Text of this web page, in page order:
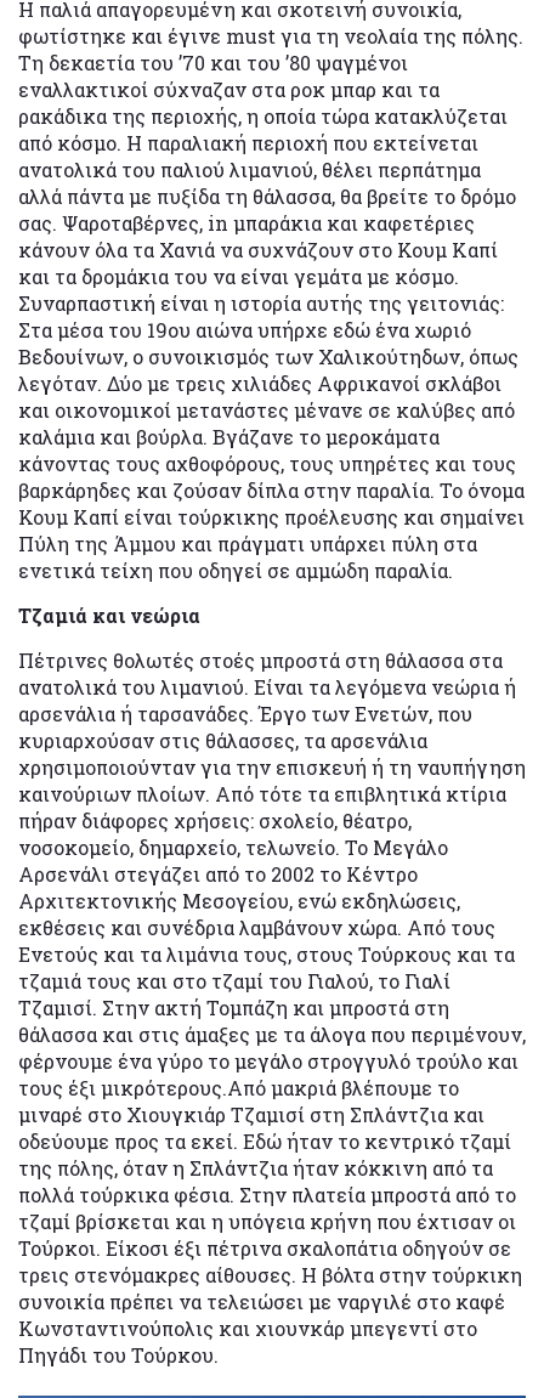
Η παλιά απαγορευμένη και σκοτεινή συνοικία,
φωτίστηκε και έγινε must για τη νεολαία της πόλης.
Τη δεκαετία του ’70 και του ’80 ψαγμένοι
εναλλακτικοί σύχναζαν στα ροκ μπαρ και τα
ρακάδικα της περιοχής, η οποία τώρα κατακλύζεται
από κόσμο. Η παραλιακή περιοχή που εκτείνεται
ανατολικά του παλιού λιμανιού, θέλει περπάτημα
αλλά πάντα με πυξίδα τη θάλασσα, θα βρείτε το δρόμο
σας. Ψαροταβέρνες, in μπαράκια και καφετέριες
κάνουν όλα τα Χανιά να συχνάζουν στο Κουμ Καπί
και τα δρομάκια του να είναι γεμάτα με κόσμο.
Συναρπαστική είναι η ιστορία αυτής της γειτονιάς:
Στα μέσα του 19ου αιώνα υπήρχε εδώ ένα χωριό
Βεδουίνων, ο συνοικισμός των Χαλικούτηδων, όπως
λεγόταν. Δύο με τρεις χιλιάδες Αφρικανοί σκλάβοι
και οικονομικοί μετανάστες μένανε σε καλύβες από
καλάμια και βούρλα. Βγάζανε το μεροκάματα
κάνοντας τους αχθοφόρους, τους υπηρέτες και τους
βαρκάρηδες και ζούσαν δίπλα στην παραλία. Το όνομα
Κουμ Καπί είναι τούρκικης προέλευσης και σημαίνει
Πύλη της Άμμου και πράγματι υπάρχει πύλη στα
ενετικά τείχη που οδηγεί σε αμμώδη παραλία.
Τζαμιά και νεώρια
Πέτρινες θολωτές στοές μπροστά στη θάλασσα στα
ανατολικά του λιμανιού. Είναι τα λεγόμενα νεώρια ή
αρσενάλια ή ταρσανάδες. Έργο των Ενετών, που
κυριαρχούσαν στις θάλασσες, τα αρσενάλια
χρησιμοποιούνταν για την επισκευή ή τη ναυπήγηση
καινούριων πλοίων. Από τότε τα επιβλητικά κτίρια
πήραν διάφορες χρήσεις: σχολείο, θέατρο,
νοσοκομείο, δημαρχείο, τελωνείο. Το Μεγάλο
Αρσενάλι στεγάζει από το 2002 το Κέντρο
Αρχιτεκτονικής Μεσογείου, ενώ εκδηλώσεις,
εκθέσεις και συνέδρια λαμβάνουν χώρα. Από τους
Ενετούς και τα λιμάνια τους, στους Τούρκους και τα
τζαμιά τους και στο τζαμί του Γιαλού, το Γιαλί
Τζαμισί. Στην ακτή Τομπάζη και μπροστά στη
θάλασσα και στις άμαξες με τα άλογα που περιμένουν,
φέρνουμε ένα γύρο το μεγάλο στρογγυλό τρούλο και
τους έξι μικρότερους.Από μακριά βλέπουμε το
μιναρέ στο Χιουγκιάρ Τζαμισί στη Σπλάντζια και
οδεύουμε προς τα εκεί. Εδώ ήταν το κεντρικό τζαμί
της πόλης, όταν η Σπλάντζια ήταν κόκκινη από τα
πολλά τούρκικα φέσια. Στην πλατεία μπροστά από το
τζαμί βρίσκεται και η υπόγεια κρήνη που έχτισαν οι
Τούρκοι. Είκοσι έξι πέτρινα σκαλοπάτια οδηγούν σε
τρεις στενόμακρες αίθουσες. Η βόλτα στην τούρκικη
συνοικία πρέπει να τελειώσει με ναργιλέ στο καφέ
Κωνσταντινούπολις και χιουνκάρ μπεγεντί στο
Πηγάδι του Τούρκου.